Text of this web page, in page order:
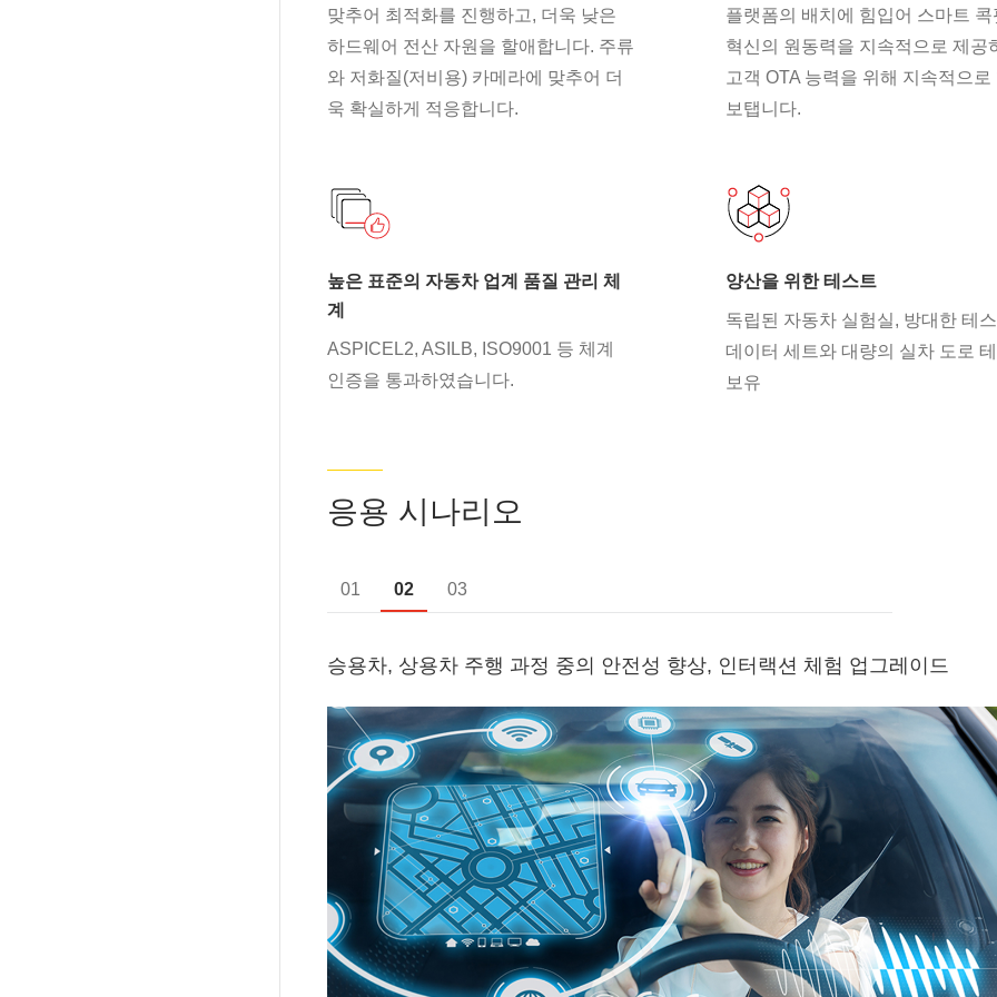
맞추어 최적화를 진행하고, 더욱 낮은
하드웨어 전산 자원을 할애합니다. 주류
와 저화질(저비용) 카메라에 맞추어 더
욱 확실하게 적응합니다.
플랫폼의 배치에 힘입어 스마트 콕
혁신의 원동력을 지속적으로 제공
고객 OTA 능력을 위해 지속적으로
보탭니다.
높은 표준의 자동차 업계 품질 관리 체
계
ASPICEL2, ASILB, ISO9001 등 체계
인증을 통과하였습니다.
양산을 위한 테스트
독립된 자동차 실험실, 방대한 테
데이터 세트와 대량의 실차 도로
보유
응용 시나리오
01 02 03
승용차, 상용차 주행 과정 중의 안전성 향상, 인터랙션 체험 업그레이드